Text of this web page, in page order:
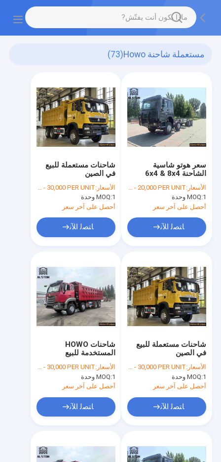
مستعملة شاحنة Howo (73)
شاحنات مستعملة للبيع
في الصين
الأسعار:FOB USD 13,000 - 30,000 PER UNIT
MOQ:1 وحدة
أحصل على آخر سعر
ﺎﺘﺼﻟ ﺍﻶﻧ
سعر هوتو شاسية
الشاحنة 6x4 & 8x4
المستخدمة للبيع في
أفريقيا
الأسعار:FOB USD 13,000 - 20,000 PER UNIT
MOQ:1 وحدة
أحصل على آخر سعر
ﺎﺘﺼﻟ ﺍﻶﻧ
شاحنات HOWO
المستخدمة للبيع
الأسعار:FOB USD 1,3000 - 30,000 PER UNIT
MOQ:1 وحدة
أحصل على آخر سعر
ﺎﺘﺼﻟ ﺍﻶﻧ
شاحنات مستعملة للبيع
في الصين
الأسعار:FOB USD 13,000 - 30,000 PER UNIT
MOQ:1 وحدة
أحصل على آخر سعر
ﺎﺘﺼﻟ ﺍﻶﻧ